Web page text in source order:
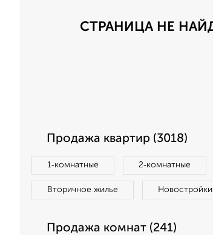
СТРАНИЦА НЕ
Продажа квартир (3018)
1‑комнатные 2‑комнатные
Вторичное жилье Новостройки
Продажа комнат (241)